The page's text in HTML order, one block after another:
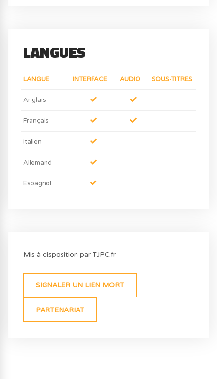
LANGUES
LANGUE INTERFACE AUDIO SOUS-TITRES
Anglais
Français
Italien
Allemand
Espagnol
Mis à disposition par TJPC.fr
SIGNALER UN LIEN MORT
PARTENARIAT